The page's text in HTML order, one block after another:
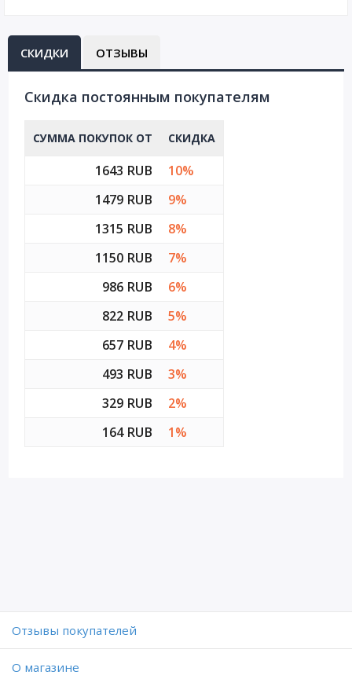
СКИДКИ ОТЗЫВЫ
Cкидка постоянным покупателям
СУММА ПОКУПОК ОТ СКИДКА
1643 RUB
10%
1479 RUB
9%
1315 RUB
8%
1150 RUB
7%
986 RUB
6%
822 RUB
5%
657 RUB
4%
493 RUB
3%
329 RUB
2%
164 RUB
1%
Отзывы покупателей
O магазине